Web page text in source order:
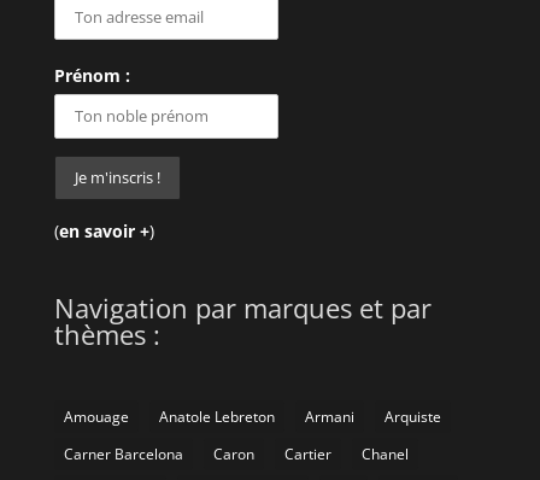
Prénom :
(en savoir +)
Navigation par marques et par
thèmes :
Amouage Anatole Lebreton Armani
Arquiste
Carner Barcelona
Caron Cartier
Chanel